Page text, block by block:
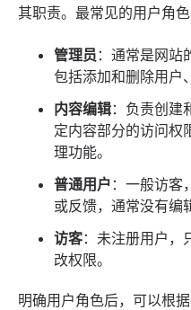
其职责。最常见的用户角色
管理员 ：通常是网站
包括添加和删除用户
内容编辑：负责创建
定内容部分的访问权
理功能。
普通用户 ：一般访客
或反馈，通常没有编
访客：未注册用户，
改权限。
明确用户角色后，可以根